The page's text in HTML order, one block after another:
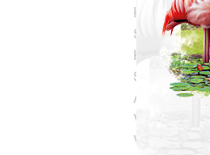
Karib’Cultur
Samedi 21
Souffleurs
Atelier bois
Visites
Venez